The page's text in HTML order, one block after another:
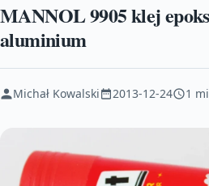
MANNOL 9905 klej
aluminium
Michał Kowalski 2013-12-24 1